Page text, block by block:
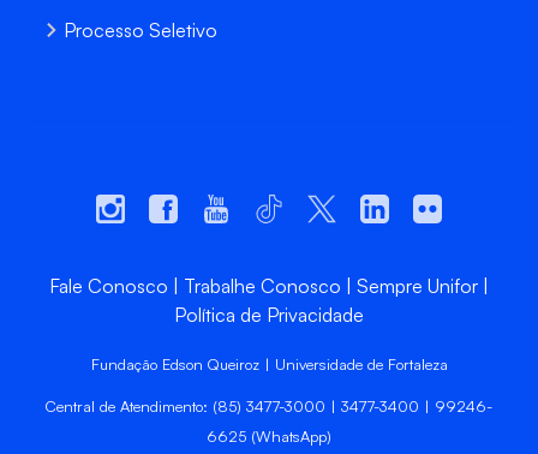
Processo Seletivo
Fale Conosco Trabalhe Conosco
Sempre Unifor
Política de Privacidade
Fundação Edson Queiroz | Universidade de Fortaleza
Central de Atendimento: (85) 3477-3000 | 3477-3400 | 99246-
6625 (WhatsApp)